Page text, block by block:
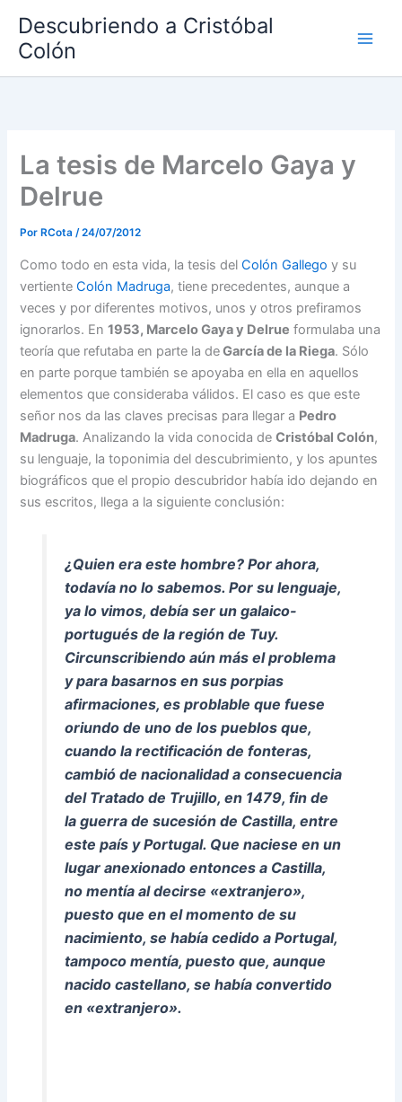
contenido
Descubriendo a Cristóbal
Colón
La tesis de Marcelo Gaya y
Delrue
Por RCota/24/07/2012
Como todo en esta vida, la tesis delColón Gallego y su
vertienteColón Madruga, tiene precedentes, aunque a
veces y por diferentes motivos, unos y otros prefiramos
ignorarlos. En1953, Marcelo Gaya y Delrue formulaba una
teoría que refutaba en parte la deGarcía de la Riega. Sólo
en parte porque también se apoyaba en ella en aquellos
elementos que consideraba válidos. El caso es que este
señor nos da las claves precisas para llegar a Pedro
Madruga. Analizando la vida conocida deCristóbal Colón,
su lenguaje, la toponimia del descubrimiento, y los apuntes
biográficos que el propio descubridor había ido dejando en
sus escritos, llega a la siguiente conclusión:
¿Quien era este hombre? Por ahora,
todavía no lo sabemos. Por su lenguaje,
ya lo vimos, debía ser un galaico-
portugués de la región de Tuy.
Circunscribiendo aún más el problema
y para basarnos en sus porpias
afirmaciones, es problable que fuese
oriundo de uno de los pueblos que,
cuando la rectificación de fonteras,
cambió de nacionalidad a consecuencia
del Tratado de Trujillo, en 1479, fin de
la guerra de sucesión de Castilla, entre
este país y Portugal. Que naciese en un
lugar anexionado entonces a Castilla,
no mentía al decirse «extranjero»,
puesto que en el momento de su
nacimiento, se había cedido a Portugal,
tampoco mentía, puesto que, aunque
nacido castellano, se había convertido
en «extranjero».